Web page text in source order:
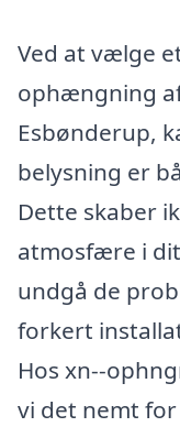
Ved at vælge
ophængning
Esbønderup,
belysning er
Dette skaber
atmosfære i
undgå de
forkert
Hos xn--
vi det nemt